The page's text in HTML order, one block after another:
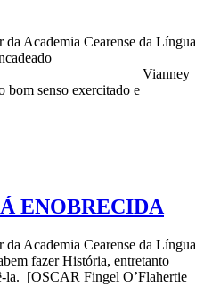
Academia Cearense da Língua
Vianney
bom senso exercitado e
ENOBRECIDA
Academia Cearense da Língua
fazer História, entretanto
la. [OSCAR Fingel O’Flahertie